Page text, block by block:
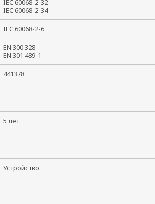
IEC 60068-2-32
IEC 60068-2-34
IEC 60068-2-6
EN 300 328
EN 301 489-1
441378
5 лет
Устройство